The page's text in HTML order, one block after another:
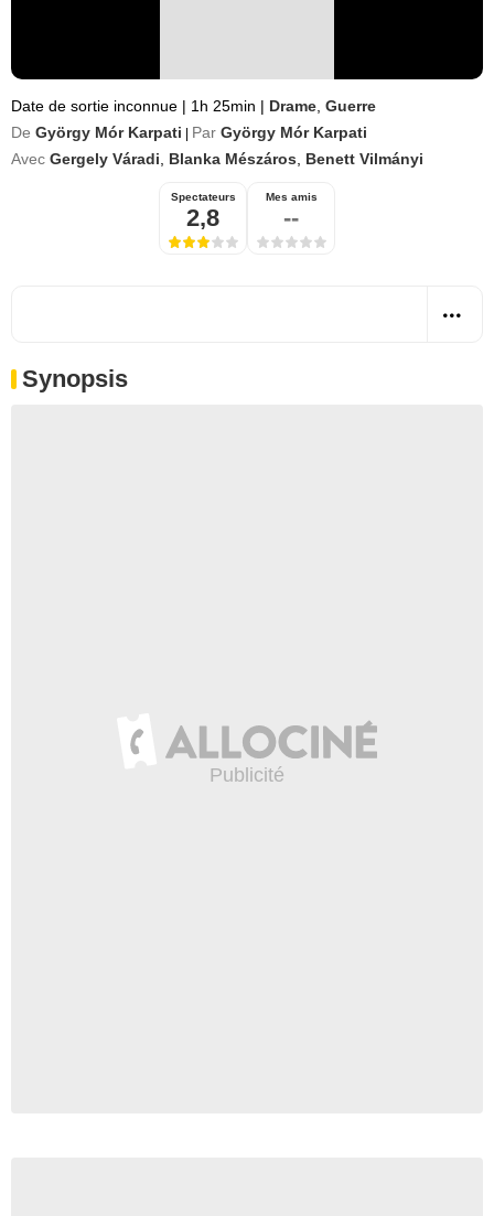
Date de sortie inconnue | 1h 25min | Drame Guerre
De György Mór Karpati Par György Mór Karpati
Avec Gergely Váradi Blanka Mészáros Benett Vilmányi
Spectateurs
2,8
Mes amis
--
Synopsis